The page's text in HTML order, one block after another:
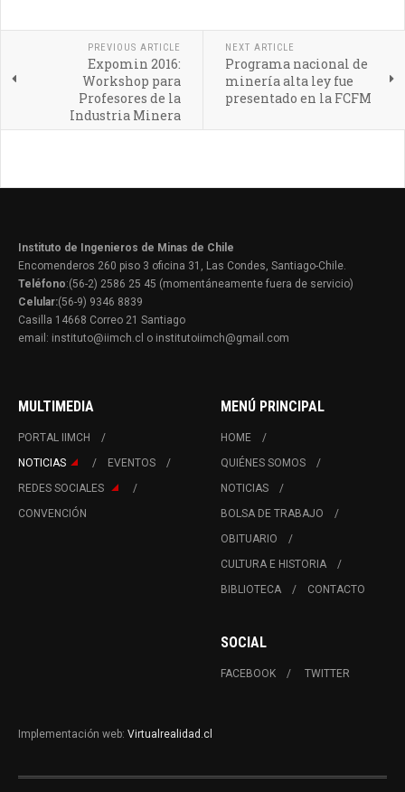
PREVIOUS ARTICLE
Expomin 2016:
Workshop para
Profesores de la
Industria Minera
NEXT ARTICLE
Programa nacional de
minería alta ley fue
presentado en la FCFM
Instituto de Ingenieros de Minas de Chile
Encomenderos 260 piso 3 oficina 31, Las Condes, Santiago-Chile.
Teléfono:(56-2) 2586 25 45 (momentáneamente fuera de servicio)
Celular:(56-9) 9346 8839
Casilla 14668 Correo 21 Santiago
email: instituto@iimch.cl o institutoiimch@gmail.com
MULTIMEDIA
PORTAL IIMCH
NOTICIAS
EVENTOS
REDES SOCIALES
CONVENCIÓN
MENÚ PRINCIPAL
HOME
QUIÉNES SOMOS
NOTICIAS
BOLSA DE TRABAJO
OBITUARIO
CULTURA E HISTORIA
BIBLIOTECA
CONTACTO
SOCIAL
FACEBOOK TWITTER
Implementación web: Virtualrealidad.cl